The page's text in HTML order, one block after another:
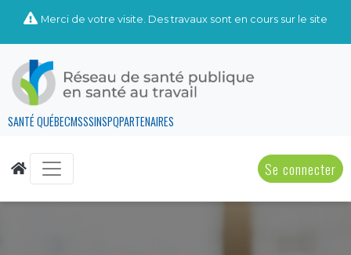
Merci de votre visite. Des travaux sont en cours sur le site
SANTÉ QUÉBECMSSSINSPQPARTENAIRES
Se connecter